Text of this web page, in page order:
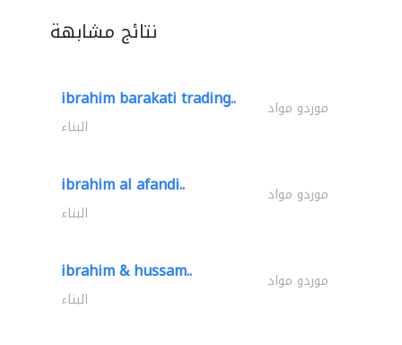
نتائج مشابهة
ibrahim barakati trading.. موردو مواد
البناء
ibrahim al afandi.. موردو مواد
البناء
ibrahim & hussam.. موردو مواد
البناء